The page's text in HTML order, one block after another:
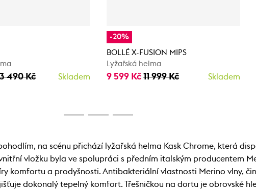
490 Kč Skladem
-20%
BOLLÉ X-FUSION MIPS
Lyžařská helma
9 599 Kč 11 999 Kč Skladem
na scénu přichází lyžařská helma Kask Chrome, která
vložku byla ve spolupráci s předním italským producentem
komfortu a prodyšnosti. Antibakteriální vlastnosti Merino vlny,
dokonalý tepelný komfort. Třešničkou na dortu je obrovské